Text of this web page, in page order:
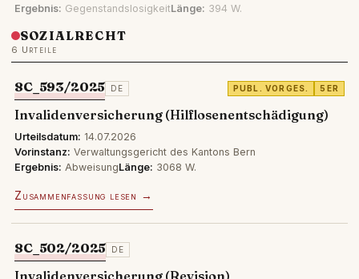
Ergebnis: GegenstandslosigkeitLänge: 394 W.
SOZIALRECHT
6 Urteile
8C_593/2025 DE PUBL. VORGES. 5ER
Invalidenversicherung (Hilflosenentschädigung)
Urteilsdatum: 14.07.2026
Vorinstanz: Verwaltungsgericht des Kantons Bern
Ergebnis: AbweisungLänge: 3068 W.
Zusammenfassung lesen →
8C_502/2025 DE
Invalidenversicherung (Revision)